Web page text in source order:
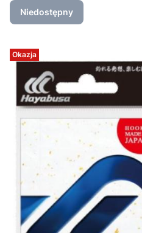
Niedostępny
Okazja